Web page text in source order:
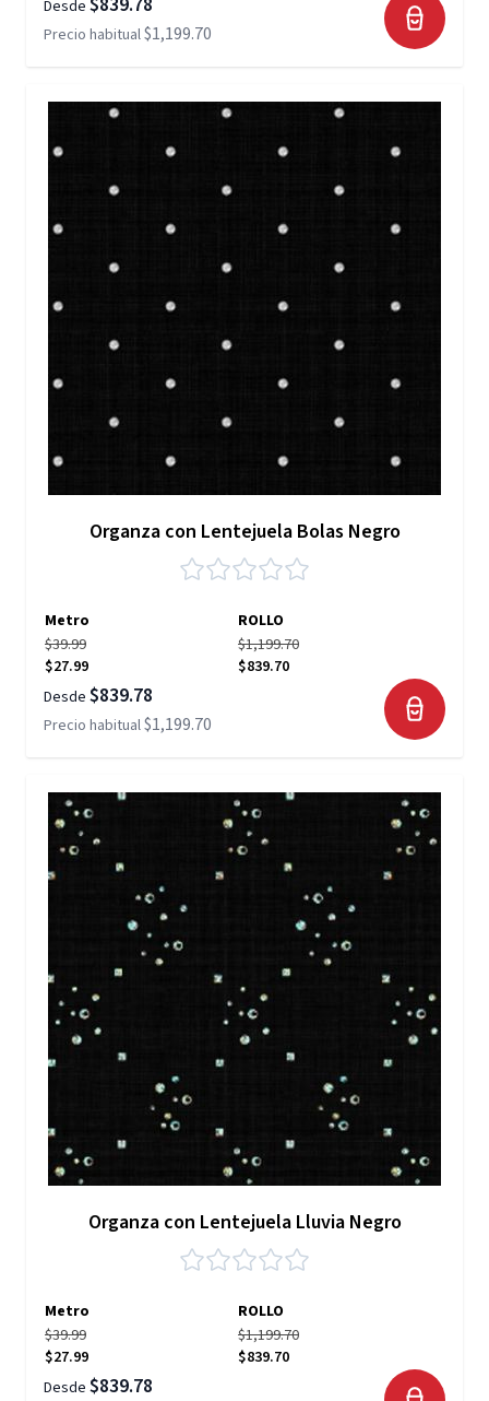
Desde
Precio habitual$1,199.70
Organza con Lentejuela Bolas Negro
Metro
ROLLO
$39.99
$27.99
$1,199.70
$839.70
Desde $839.78
Precio habitual$1,199.70
Organza con Lentejuela Lluvia Negro
Metro
ROLLO
$39.99
$27.99
$1,199.70
$839.70
Desde $839.78